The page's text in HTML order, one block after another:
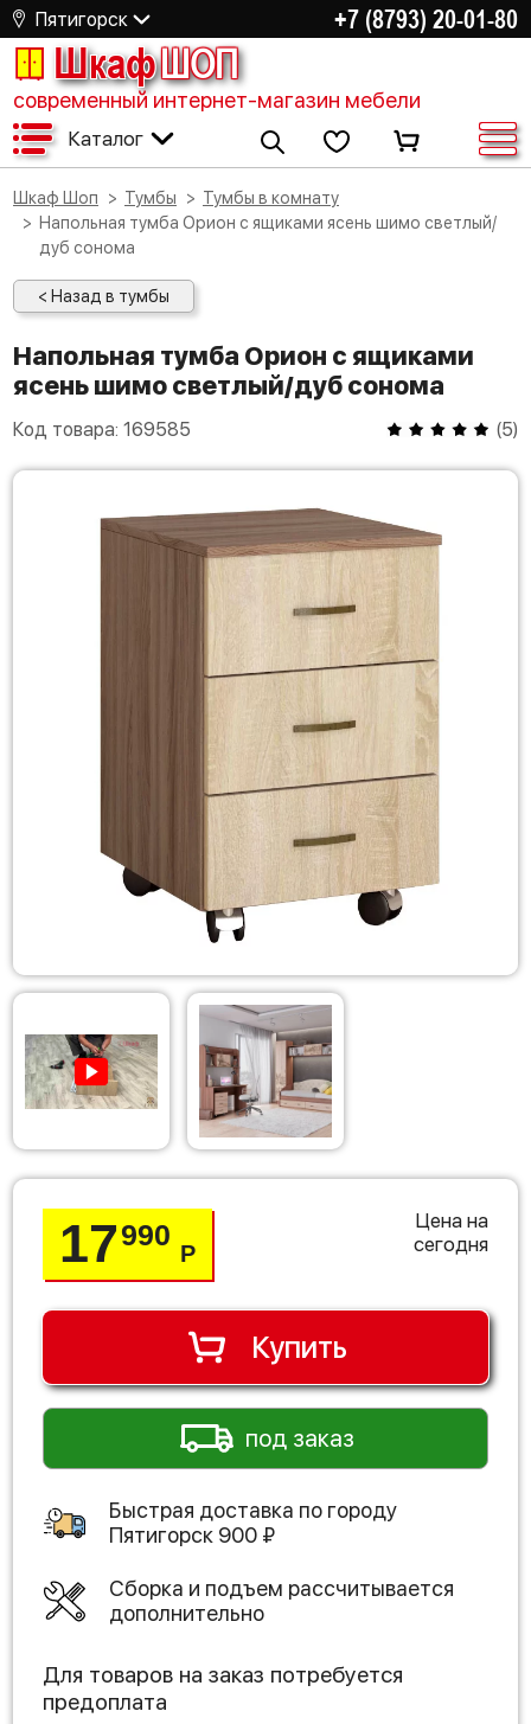
Пятигорск +7 (8793) 20-01-80
ШкафШОП
современный интернет-магазин мебели
Каталог
Шкаф Шоп Тумбы
Тумбы в комнату
Напольная тумба Орион с ящиками ясень шимо светлый/
дуб сонома
< Назад в тумбы
Напольная тумба Орион с ящиками
ясень шимо светлый/дуб сонома
Код товара: 169585 (5)
17990
Р
Цена на
сегодня
Купить
под заказ
Быстрая доставка по городу
Пятигорск 900 ₽
Сборка и подъем рассчитывается
дополнительно
Для товаров на заказ потребуется
предоплата